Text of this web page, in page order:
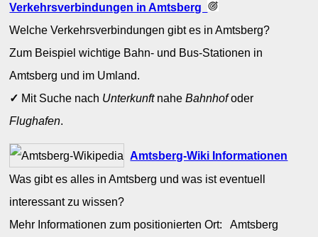
Verkehrsverbindungen in Amtsberg
Welche Verkehrsverbindungen gibt es in Amtsberg?
Zum Beispiel wichtige Bahn- und Bus-Stationen in
Amtsberg und im Umland.
✓ Mit Suche nach UnterkunftnaheBahnhofoder
Flughafen.
Amtsberg-Wiki Informationen
Was gibt es alles in Amtsberg und was ist eventuell
interessant zu wissen?
Mehr Informationen zum positionierten Ort: Amtsberg